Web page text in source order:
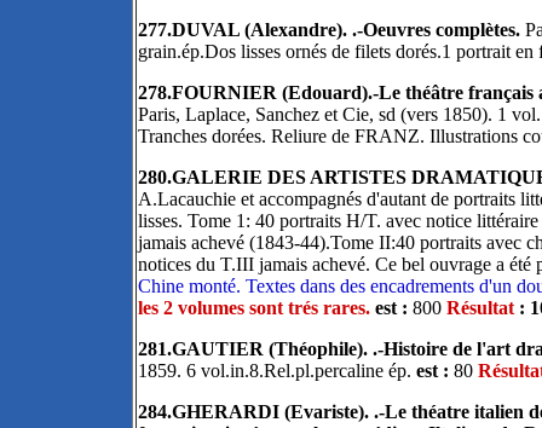
277.DUVAL (Alexandre). .-Oeuvres complètes.
grain.ép.Dos lisses ornés de filets dorés.1 portrait
278.FOURNIER (Edouard).-Le théâtre français
Paris, Laplace, Sanchez et Cie, sd (vers 1850). 1
Tranches dorées. Reliure de FRANZ. Illustrations
280.GALERIE DES ARTISTES
A.Lacauchie et accompagnés d'autant de portraits
lisses. Tome 1: 40 portraits H/T. avec notice
jamais achevé (1843-44).Tome II:40 portraits avec
notices du T.III jamais achevé. Ce bel ouvrage a
Chine monté. Textes dans des encadrements d'un
les 2 volumes sont trés rares. est : 800 Résultat:
281.GAUTIER (Théophile). .-Histoire de l'art
1859. 6 vol.in.8.Rel.pl.percaline ép. est : 80
284.GHERARDI (Evariste). .-Le théatre italien